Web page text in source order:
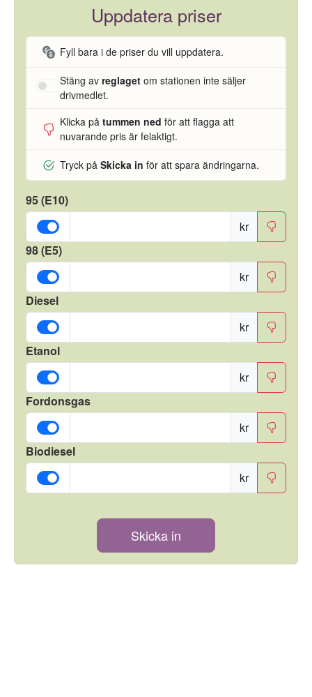
Uppdatera priser
Fyll bara i de priser du vill uppdatera.
Stäng av reglaget om stationen inte säljer
drivmedlet.
Klicka på tummen ned för att flagga att
nuvarande pris är felaktigt.
Tryck på Skicka in för att spara ändringarna.
95 (E10)
kr
98 (E5)
kr
Diesel
kr
Etanol
kr
Fordonsgas
kr
Biodiesel
kr
Skicka in